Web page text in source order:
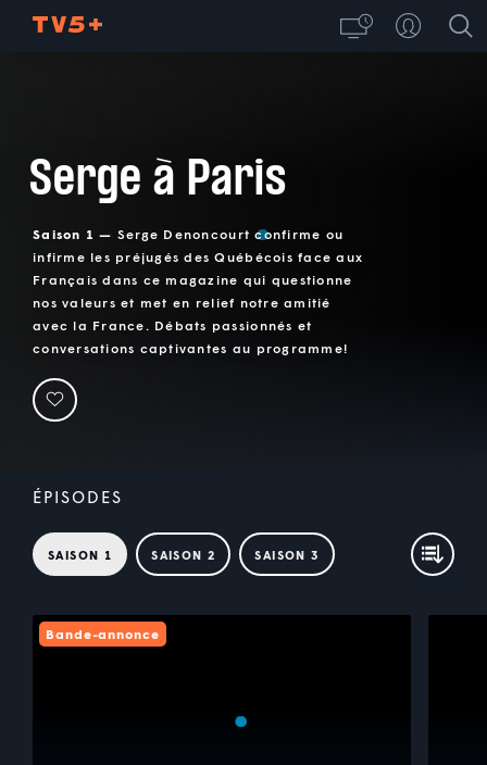
Serge à Paris
Saison 1 — Serge Denoncourt confirme ou
infirme les préjugés des Québécois face aux
Français dans ce magazine qui questionne
nos valeurs et met en relief notre amitié
avec la France. Débats passionnés et
conversations captivantes au programme!
ÉPISODES
SAISON 1 SAISON 2 SAISON 3
Bande-annonce